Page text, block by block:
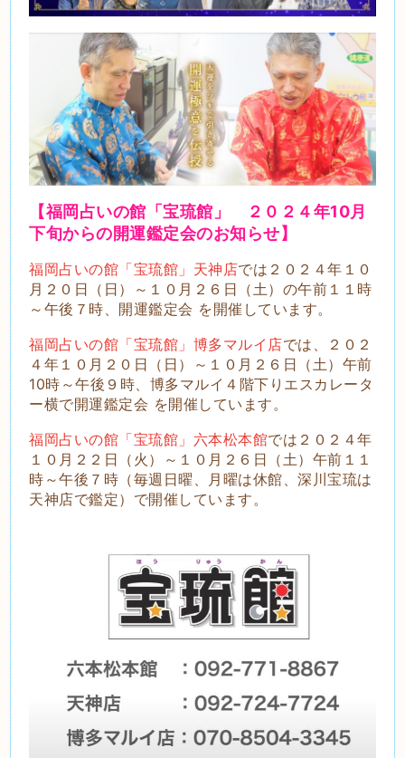
【福岡占いの館「宝琉館」 ２０２４年10月
下旬からの開運鑑定会のお知らせ】
福岡占いの館「宝琉館」天神店では２０２４年１０
月２０日（日）～１０月２６日（土）の午前１１時
～午後７時、開運鑑定会 を開催しています。
福岡占いの館「宝琉館」博多マルイ店では、２０２
４年１０月２０日（日）～１０月２６日（土）午前
10時～午後９時、博多マルイ４階下りエスカレータ
ー横で開運鑑定会 を開催しています。
福岡占いの館「宝琉館」六本松本館では２０２４年
１０月２２日（火）～１０月２６日（土）午前１１
時～午後７時（毎週日曜、月曜は休館、深川宝琉は
天神店で鑑定）で開催しています。